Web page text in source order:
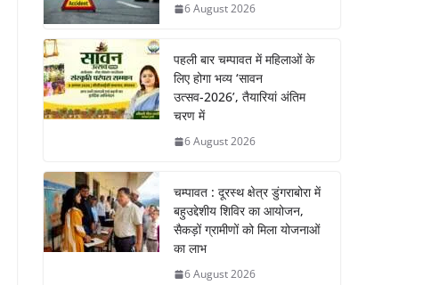
6 August 2026
पहली बार चम्पावत में महिलाओं के
लिए होगा भव्य ‘सावन
उत्सव-2026’, तैयारियां अंतिम
चरण में
6 August 2026
चम्पावत : दूरस्थ क्षेत्र डुंगराबोरा में
बहुउद्देशीय शिविर का आयोजन,
सैकड़ों ग्रामीणों को मिला योजनाओं
का लाभ
6 August 2026